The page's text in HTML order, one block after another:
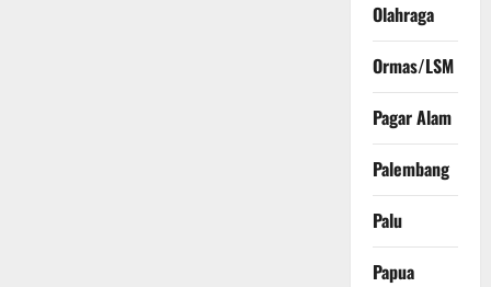
Olahraga
Ormas/LSM
Pagar Alam
Palembang
Palu
Papua